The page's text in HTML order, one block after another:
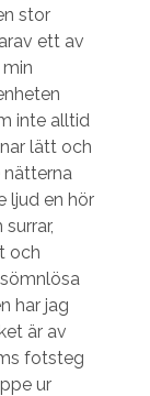
stor
ett av
inte alltid
lätt och
nätterna
ljud en hör
och
har jag
är av
fotsteg
ur